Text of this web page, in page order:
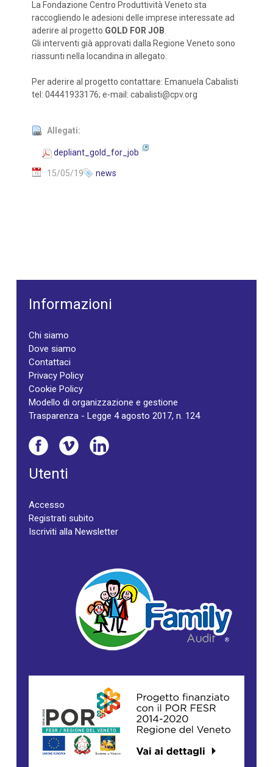
La Fondazione Centro Produttività Veneto sta
raccogliendo le adesioni delle imprese interessate ad
aderire al progetto GOLD FOR JOB.
Gli interventi già approvati dalla Regione Veneto sono
riassunti nella locandina in allegato.
Per aderire al progetto contattare: Emanuela Cabalisti
tel: 04441933176; e-mail: cabalisti@cpv.org
Allegati:
depliant_gold_for_job
15/05/19 news
Informazioni
Chi siamo
Dove siamo
Contattaci
Privacy Policy
Cookie Policy
Modello di organizzazione e gestione
Trasparenza - Legge 4 agosto 2017, n. 124
Utenti
Accesso
Registrati subito
Iscriviti alla Newsletter